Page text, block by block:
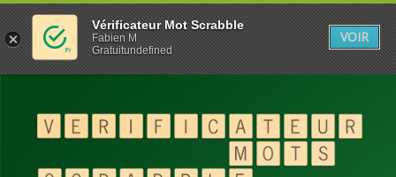
Vérificateur Mot Scrabble
Fabien M
Gratuitundefined
VOIR